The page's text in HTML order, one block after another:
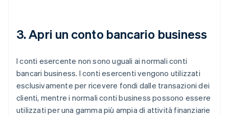
3. Apri un conto bancario business
I conti esercente non sono uguali ai normali conti
bancari business. I conti esercenti vengono utilizzati
esclusivamente per ricevere fondi dalle transazioni dei
clienti, mentre i normali conti business possono essere
utilizzati per una gamma più ampia di attività finanziarie